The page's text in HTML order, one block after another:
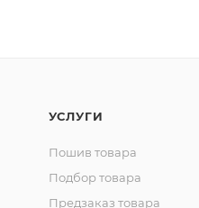
УСЛУГИ
Пошив товара
Подбор товара
Предзаказ товара